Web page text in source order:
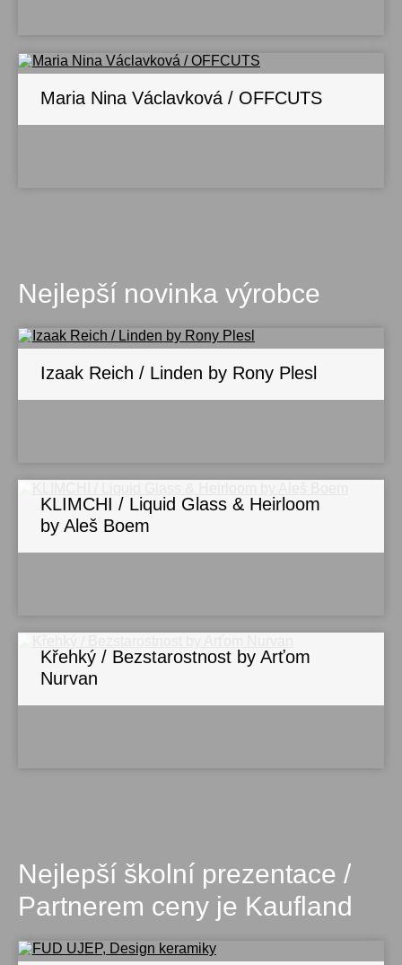
Maria Nina Václavková / OFFCUTS
Nejlepší novinka výrobce
Izaak Reich / Linden by Rony Plesl
KLIMCHI / Liquid Glass & Heirloom
by Aleš Boem
Křehký / Bezstarostnost by Arťom
Nurvan
Nejlepší školní prezentace /
Partnerem ceny je Kaufland